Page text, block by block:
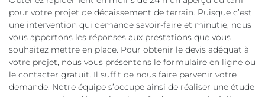
pour votre projet de décaissement de terrain. Puisque c’est
une intervention qui demande savoir-faire et minutie, nous
vous apportons les réponses aux prestations que vous
souhaitez mettre en place. Pour obtenir le devis adéquat à
votre projet, nous vous présentons le formulaire en ligne ou
le contacter gratuit. Il suffit de nous faire parvenir votre
demande. Notre équipe s’occupe ainsi de réaliser une étude